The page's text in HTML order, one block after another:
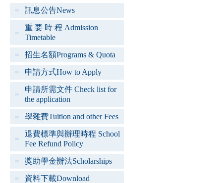
訊息公告News
重 要 時 程 Admission
Timetable
招生名額Programs & Quota
申請方式How to Apply
申請所需文件 Check list for
the application
學雜費Tuition and other Fees
退費標準與辦理時程 School
Fee Refund Policy
獎助學金辦法Scholarships
資料下載Download